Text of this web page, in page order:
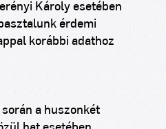
Károly esetében
érdemi
korábbi adathoz
a huszonkét